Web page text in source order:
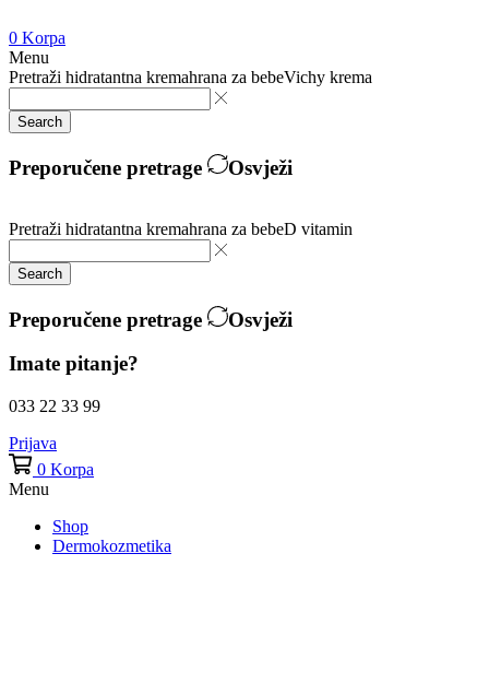
0 Korpa
Menu
Pretraži hidratantna kremahrana za bebeVichy krema
Search
Preporučene pretrage Osvježi
Pretraži hidratantna kremahrana za bebeD vitamin
Search
Preporučene pretrage
Osvježi
Imate pitanje?
033 22 33 99
Prijava
0 Korpa
Menu
Shop
Dermokozmetika